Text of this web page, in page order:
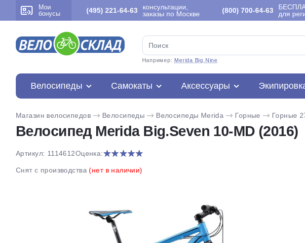
Мои
бонусы
(495) 221-64-63
консультации,
заказы по Москве
(800) 700-64-63
для
Например: Merida Big.Nine
Велосипеды Самокаты Аксессуары
Магазин велосипедов Велосипеды Велосипеды Merida Горные Горные
Велосипед Merida Big.Seven 10-MD (2016)
Артикул: 1114612Оценка:
Снят с производства(нет в наличии)
Разбейте
на части